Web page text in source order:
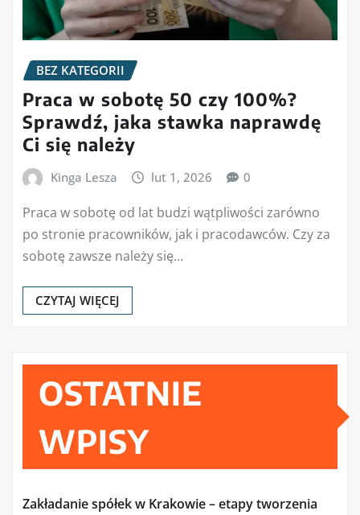
BEZ KATEGORII
Praca w sobotę 50 czy 100%?
Sprawdź, jaka stawka naprawdę
Ci się należy
Kinga Lesza lut 1, 2026 0
Praca w sobotę od lat budzi wątpliwości zarówno
po stronie pracowników, jak i pracodawców. Czy za
sobotę zawsze należy się…
CZYTAJ WIĘCEJ
OSTATNIE
WPISY
Zakładanie spółek w Krakowie – etapy tworzenia